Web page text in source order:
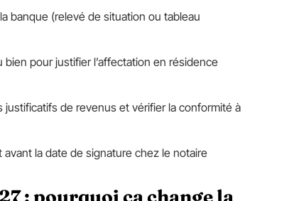
banque (relevé de situation ou tableau
pour justifier l’affectation en résidence
de revenus et vérifier la conformité à
la date de signature chez le notaire